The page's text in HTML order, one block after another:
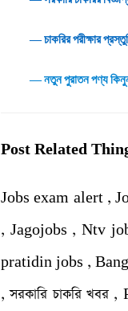
― চাকরির পরীক্ষার
― নতুন পুরাতন পণ্য
Post Related
Jobs exam alert ,
, Jagojobs , Ntv
pratidin jobs ,
, সরকারি চাকরি খবর ,